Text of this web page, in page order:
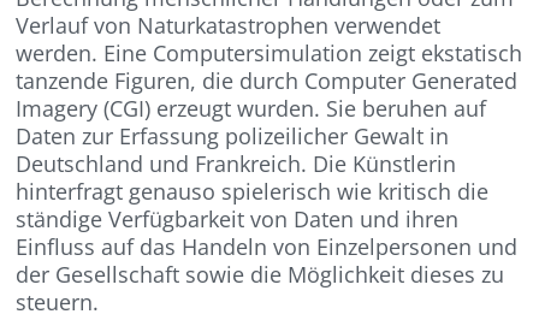
Verlauf von Naturkatastrophen verwendet
werden. Eine Computersimulation zeigt ekstatisch
tanzende Figuren, die durch Computer Generated
Imagery (CGI) erzeugt wurden. Sie beruhen auf
Daten zur Erfassung polizeilicher Gewalt in
Deutschland und Frankreich. Die Künstlerin
hinterfragt genauso spielerisch wie kritisch die
ständige Verfügbarkeit von Daten und ihren
Einfluss auf das Handeln von Einzelpersonen und
der Gesellschaft sowie die Möglichkeit dieses zu
steuern.